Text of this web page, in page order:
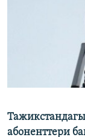
абоненттери